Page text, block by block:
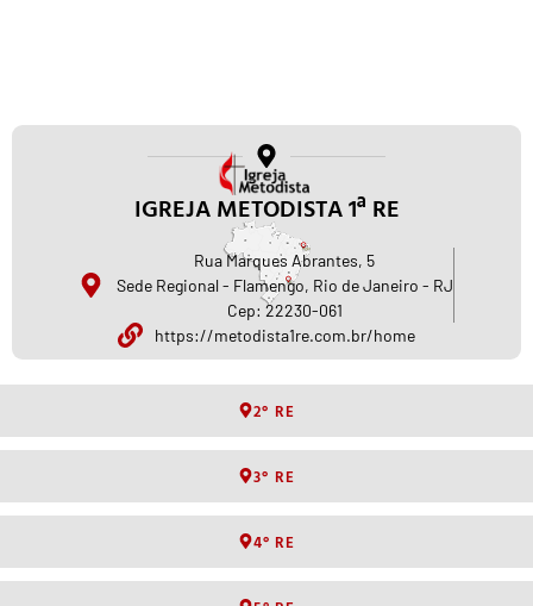
2° RE
3° RE
4° RE
IGREJA METODISTA 1ª RE
Rua Marques Abrantes, 5
Sede Regional - Flamengo, Rio de Janeiro - RJ
Cep: 22230-061
https://metodista1re.com.br/home